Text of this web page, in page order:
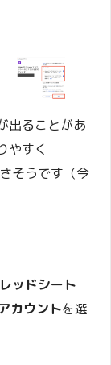
出ることがあ
やすく
そうです（今
ッドシート
カウントを選